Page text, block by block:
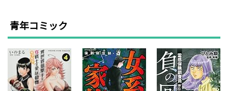
青年コミック